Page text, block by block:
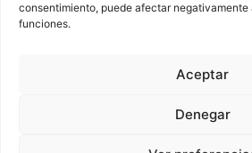
consentimiento, puede afectar
funciones.
Aceptar
Denegar
VIDEOCONFERENCIAS
DESARROLLADO POR